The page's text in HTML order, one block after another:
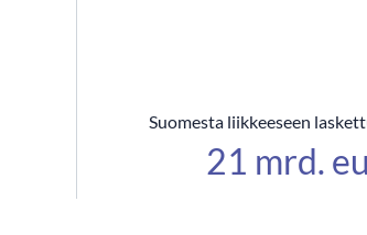
Suomesta liikkeeseen
21 mrd.